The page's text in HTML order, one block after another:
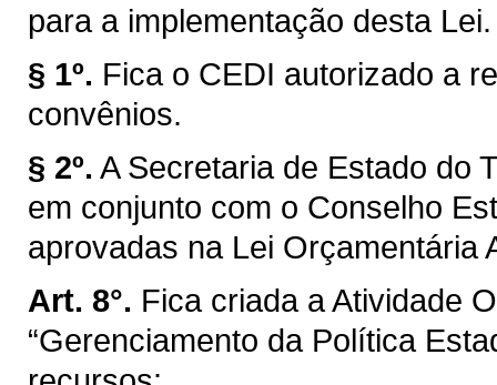
para a implementação desta Lei.
§ 1º. Fica o CEDI autorizado a
convênios.
§ 2º. A Secretaria de Estado do
em conjunto com o Conselho
aprovadas na Lei Orçamentária
Art. 8°. Fica criada a Atividade
“Gerenciamento da Política